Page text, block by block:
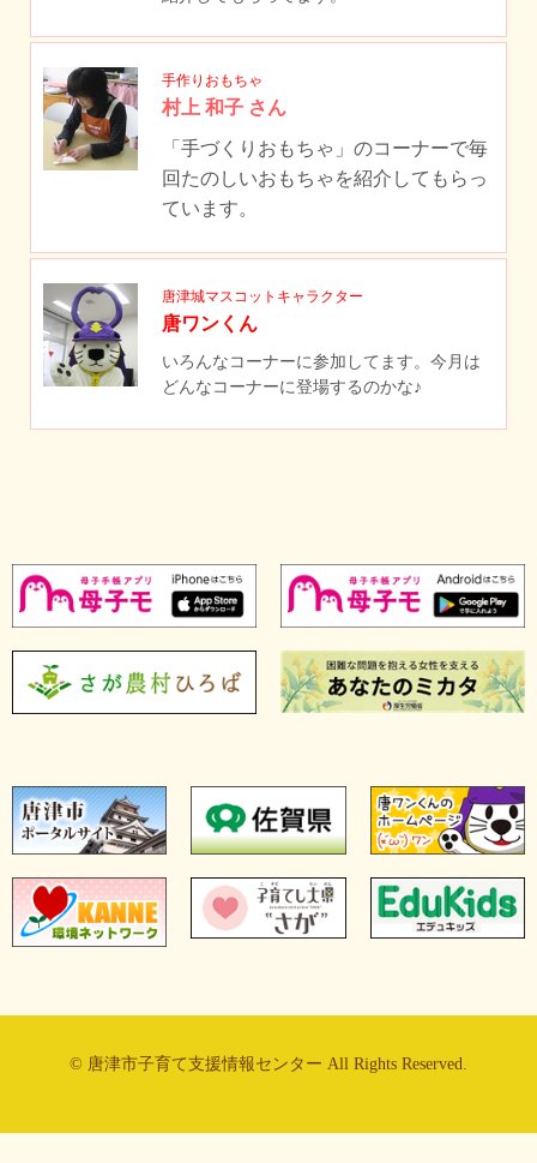
手作りおもちゃ
村上 和子 さん
「手づくりおもちゃ」のコーナーで毎
回たのしいおもちゃを紹介してもらっ
ています。
唐津城マスコットキャラクター
唐ワンくん
いろんなコーナーに参加してます。今月は
どんなコーナーに登場するのかな♪
© 唐津市子育て支援情報センター All Rights Reserved.